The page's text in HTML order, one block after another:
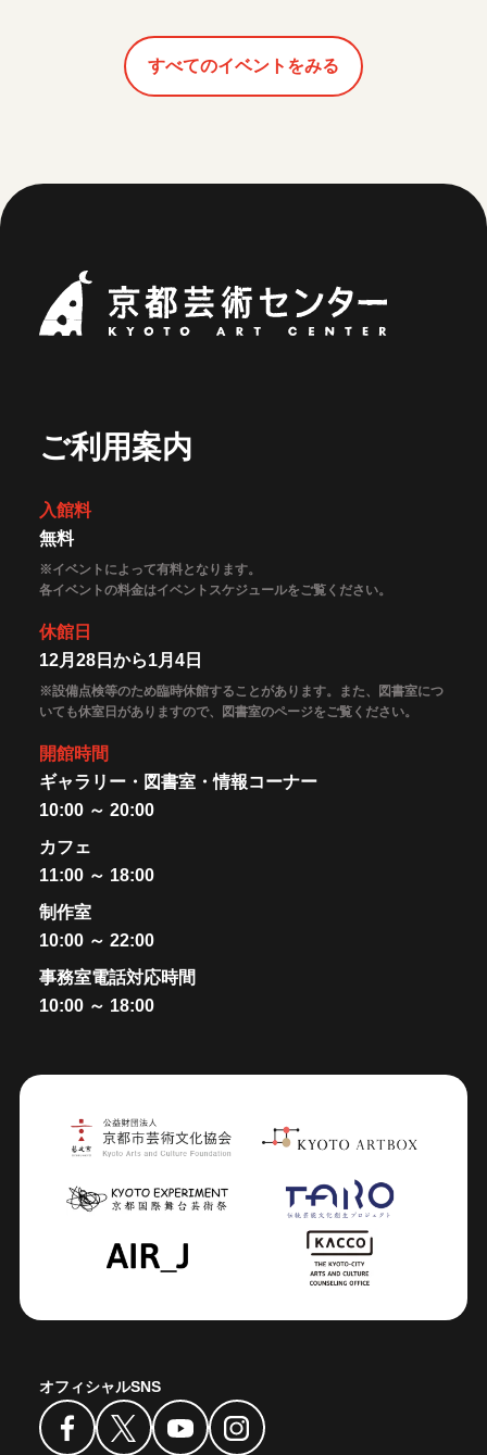
すべてのイベントをみる
ご利用案内
入館料
無料
※イベントによって有料となります。
各イベントの料金はイベントスケジュールをご覧ください。
休館日
12月28日から1月4日
※設備点検等のため臨時休館することがあります。また、図書室につ
いても休室日がありますので、図書室のページをご覧ください。
開館時間
ギャラリー・図書室・情報コーナー
10:00 ～ 20:00
カフェ
11:00 ～ 18:00
制作室
10:00 ～ 22:00
事務室電話対応時間
10:00 ～ 18:00
オフィシャルSNS